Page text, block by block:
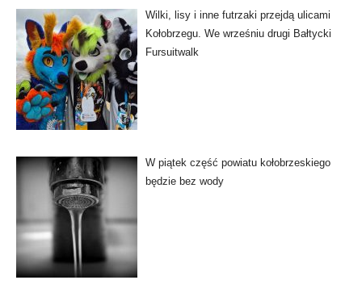
Wilki, lisy i inne futrzaki przejdą ulicami
Kołobrzegu. We wrześniu drugi Bałtycki
Fursuitwalk
W piątek część powiatu kołobrzeskiego
będzie bez wody